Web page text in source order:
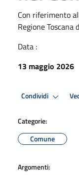
Con riferimento
Regione Toscana
Data :
13 maggio 2026
Condividi
Categorie:
Comune
Argomenti: